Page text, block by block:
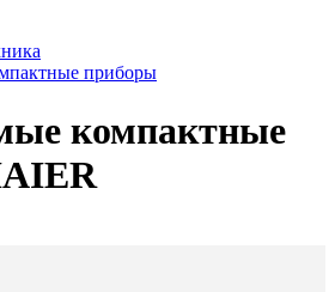
приборы
компактные